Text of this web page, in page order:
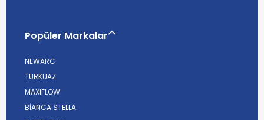
Popüler Markalar
NEWARC
TURKUAZ
MAXIFLOW
BİANCA STELLA